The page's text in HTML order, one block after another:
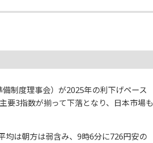
制度理事会）が2025年の利下げペース
要3指数が揃って下落となり、日本市場も
均は朝方は弱含み、9時6分に726円安の